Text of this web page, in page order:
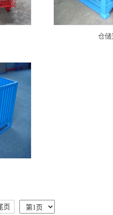
仓储
页